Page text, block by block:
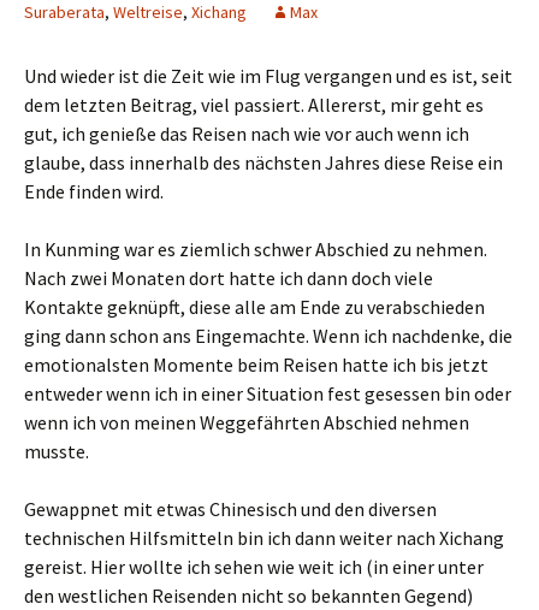
Suraberata, Weltreise, Xichang Max
Und wieder ist die Zeit wie im Flug vergangen und es ist, seit
dem letzten Beitrag, viel passiert. Allererst, mir geht es
gut, ich genieße das Reisen nach wie vor auch wenn ich
glaube, dass innerhalb des nächsten Jahres diese Reise ein
Ende finden wird.
In Kunming war es ziemlich schwer Abschied zu nehmen.
Nach zwei Monaten dort hatte ich dann doch viele
Kontakte geknüpft, diese alle am Ende zu verabschieden
ging dann schon ans Eingemachte. Wenn ich nachdenke, die
emotionalsten Momente beim Reisen hatte ich bis jetzt
entweder wenn ich in einer Situation fest gesessen bin oder
wenn ich von meinen Weggefährten Abschied nehmen
musste.
Gewappnet mit etwas Chinesisch und den diversen
technischen Hilfsmitteln bin ich dann weiter nach Xichang
gereist. Hier wollte ich sehen wie weit ich (in einer unter
den westlichen Reisenden nicht so bekannten Gegend)